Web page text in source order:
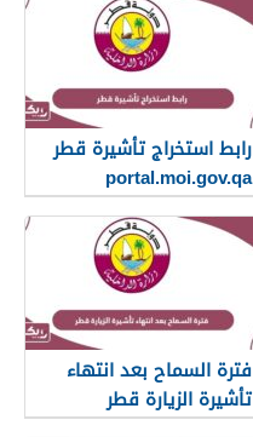
رابط استخراج تأشيرة قطر
portal.moi.gov.qa
فترة السماح بعد انتهاء
تأشيرة الزيارة قطر